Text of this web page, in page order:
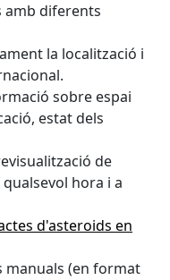
amb diferents
la localització i
sobre espai
estat dels
de
hora i a
d'asteroids en
manuals (en format